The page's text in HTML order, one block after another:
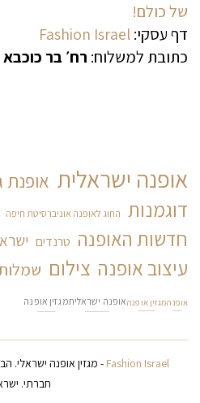
של כולם!
דף עסקי:Fashion Israel
כתובת למשלוח: רח׳ בר כוכבא 1, דירה 1, רמת גן
אופנה ישראלית אופנת
דוגמנות החוג לאופנה אוניברסיטת חיפה
חדשות האופנה טרנדים
עיצוב אופנה צילום
אופנהמגזין אופנהאופנה ישראליתמגזין אופנה
Fashion Israel - מגזין אופנה ישראלי.
חברתי.